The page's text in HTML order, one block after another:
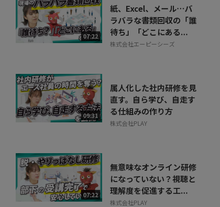
07:22
紙、Excel、メール…バ
ラバラな書類回収の「誰
待ち」「どこにある...
株式会社エーピーシーズ
09:31
属人化した社内研修を見
直す。自ら学び、自走す
る仕組みの作り方
株式会社PLAY
07:22
無意味なオンライン研修
になっていない？視聴と
理解度を促進する工...
株式会社PLAY